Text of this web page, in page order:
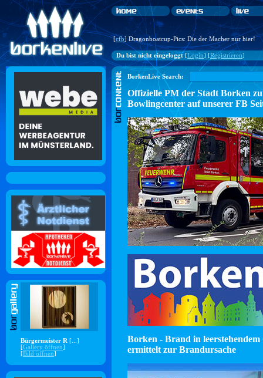
[cfb] Dragonboatcup-Pics: Die der Macher nur hier!
Du bist nicht eingeloggt[Login] [Registrieren]
Bürgermeister R [...]
[Gallery öffnen]
[Bild öffnen]
BorkenLive Search:
Offizielle PM der Stadt Borken
Bowlingcenter auf unserer FB
Borken - Brand in leerstehendem
ermittelt zur Brandursache